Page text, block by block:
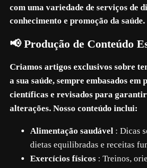
com uma variedade de serviços de
conhecimento e promoção da saúde.
📢 Produção de Conteúdo
Criamos artigos exclusivos sobre
a sua saúde, sempre embasados ​​em
científicas e revisados ​​para
alterações. Nosso conteúdo inclui:
Alimentação saudável: Dicas
dietas equilibradas e receitas
Exercícios físicos: Treinos,